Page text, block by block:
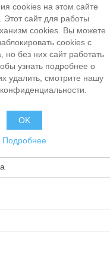
с батареей.
аккумулятора,
cookies на этом сайте
Этот сайт для работы
cookies. Вы можете
cookies с
но без них сайт работать
узнать подробнее о
удалить, смотрите нашу
OK
Подробнее